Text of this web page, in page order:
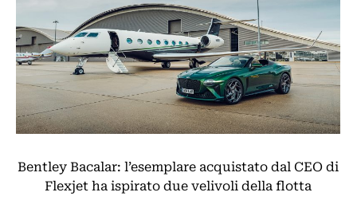
Bentley Bacalar: l’esemplare acquistato dal CEO di
Flexjet ha ispirato due velivoli della flotta